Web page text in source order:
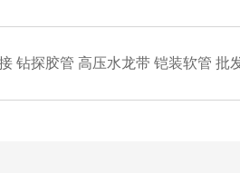
钻探胶管 高压水龙带 铠装软管 批